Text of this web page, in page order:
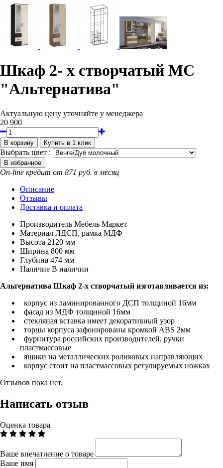
Шкаф 2- х створчатый МС
"Альтернатива"
Актуальную цену уточняйте у менеджера
20 900
Выбрать цвет :
On-line кредит от 871 руб. в месяц
Описание
Отзывы
Доставка и оплата
Производитель Мебель Маркет
Материал ЛДСП, рамка МДФ
Высота 2120 мм
Ширина 800 мм
Глубина 474 мм
Наличие В наличии
Альтернатива Шкаф 2-х створчатый изготавливается из:
корпус из ламинированного ДСП толщиной 16мм
фасад из МДФ толщиной 16мм
стекляная вставка имеет декоративный узор
торцы корпуса зафонированы кромкой ABS 2мм
фурнитура российских производителей, ручки
пластмассовые
ящики на металлических роликовых направляющих
корпус стоит на пластмассовых регулируемых ножках
Отзывов пока нет.
Написать отзыв
Оценка товара
Ваше впечатление о товаре
Ваше имя